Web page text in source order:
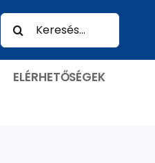
Keresés...
ELÉRHETŐSÉGEK